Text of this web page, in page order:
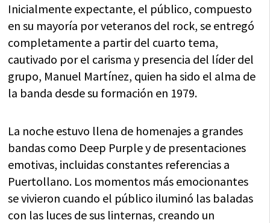
Inicialmente expectante, el público, compuesto
en su mayoría por veteranos del rock, se entregó
completamente a partir del cuarto tema,
cautivado por el carisma y presencia del líder del
grupo, Manuel Martínez, quien ha sido el alma de
la banda desde su formación en 1979.
La noche estuvo llena de homenajes a grandes
bandas como Deep Purple y de presentaciones
emotivas, incluidas constantes referencias a
Puertollano. Los momentos más emocionantes
se vivieron cuando el público iluminó las baladas
con las luces de sus linternas, creando un